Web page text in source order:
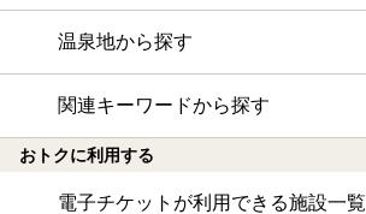
温泉地から探す
関連キーワードから探す
おトクに利用する
電子チケットが利用できる施設一覧